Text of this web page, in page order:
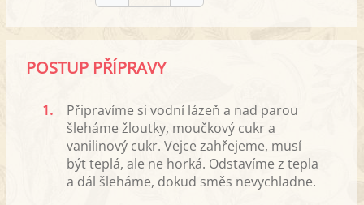
POSTUP PŘÍPRAVY
1.
Připravíme si vodní lázeň a nad parou
šleháme žloutky, moučkový cukr a
vanilinový cukr. Vejce zahřejeme, musí
být teplá, ale ne horká. Odstavíme z tepla
a dál šleháme, dokud směs nevychladne.